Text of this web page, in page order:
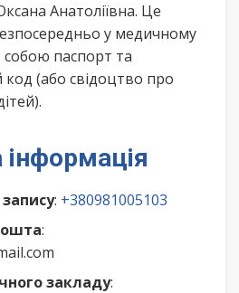
Анатоліївна. Це
у медичному
собою паспорт та
код (або свідоцтво про
інформація
: +380981005103
:
закладу: